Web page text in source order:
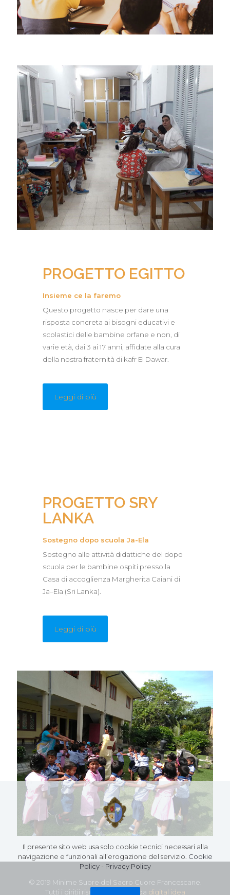
PROGETTO EGITTO
Insieme ce la faremo
Questo progetto nasce per dare una
risposta concreta ai bisogni educativi e
scolastici delle bambine orfane e non, di
varie età, dai 3 ai 17 anni, affidate alla cura
della nostra fraternità di kafr El Dawar.
Leggi di più
PROGETTO SRY
LANKA
Sostegno dopo scuola Ja-Ela
Sostegno alle attività didattiche del dopo
scuola per le bambine ospiti presso la
Casa di accoglienza Margherita Caiani di
Ja–Ela (Sri Lanka).
Leggi di più
© 2019 Minime Suore del Sacro Cuore Francescane.
Tutti i diritii riservati - Creato da digital idea
Il presente sito web usa solo cookie tecnici necessari alla
navigazione e funzionali all’erogazione del servizio. Cookie
Policy- Privacy Policy